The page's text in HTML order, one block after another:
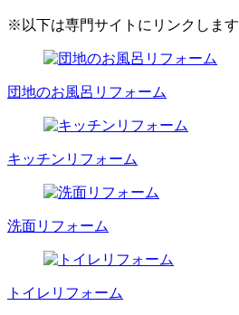
※以下は専門サイトにリンクします
団地のお風呂リフォーム
キッチンリフォーム
洗面リフォーム
トイレリフォーム